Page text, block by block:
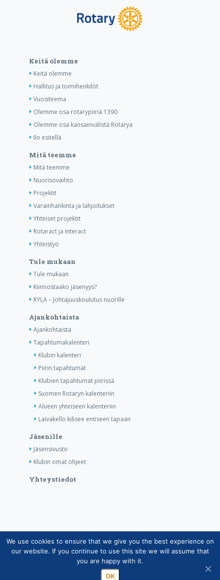
Keitä olemme
Keitä olemme
Hallitus ja toimihenkilöt
Vuositeema
Olemme osa rotarypiiriä 1390
Olemme osa kansainvälistä Rotarya
Ilo esitellä
Mitä teemme
Mitä teemme
Nuorisovaihto
Projektit
Varainhankinta ja lahjoitukset
Yhteiset projektit
Rotaract ja Interact
Yhteistyö
Tule mukaan
Tule mukaan
Kiinnostaako jäsenyys?
RYLA – Johtajuuskoulutus nuorille
Ajankohtaista
Ajankohtaista
Tapahtumakalenteri
Klubin kalenteri
Piirin tapahtumat
Klubien tapahtumat piirissä
Suomen Rotaryn kalenteriin
Alueen yhteiseen kalenteriin
Laivakello kilisee entiseen tapaan
Jäsenille
Jäsensivusto
Klubin omat ohjeet
Yhteystiedot
Copyright © Suomen Rotarypalvelu ry 2026 |
Jäsentietojärjestelmän tietosuojaseloste|Henkilötietojen
käsittely Rotarytoiminnassa
We use cookies to ensure that we give you the best experience on
our website. If you continue to use this site we will assume that
you are happy with it.
OK